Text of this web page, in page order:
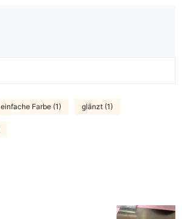
einfache Farbe (1) glänzt (1)